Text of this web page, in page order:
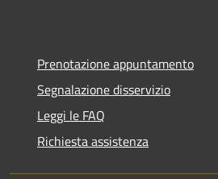
Prenotazione appuntamento
Segnalazione disservizio
Leggi le FAQ
Richiesta assistenza